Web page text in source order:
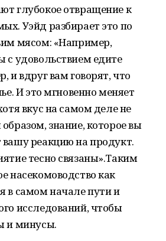
глубокое отвращение к
Уэйд разбирает это по
мясом: «Например,
с удовольствием едите
и вдруг вам говорят, что
И это мгновенно меняет
вкус на самом деле не
знание, которое вы
реакцию на продукт.
тесно связаны».Таким
насекомоводство как
в самом начале пути и
исследований, чтобы
и минусы.